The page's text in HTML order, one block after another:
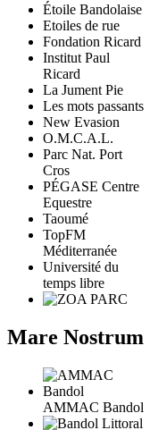
Étoile Bandolaise
Etoiles de rue
Fondation Ricard
Institut Paul
Ricard
La Jument Pie
Les mots passants
New Evasion
O.M.C.A.L.
Parc Nat. Port
Cros
PÉGASE Centre
Equestre
Taoumé
TopFM
Méditerranée
Université du
temps libre
Mare Nostrum
AMMAC Bandol